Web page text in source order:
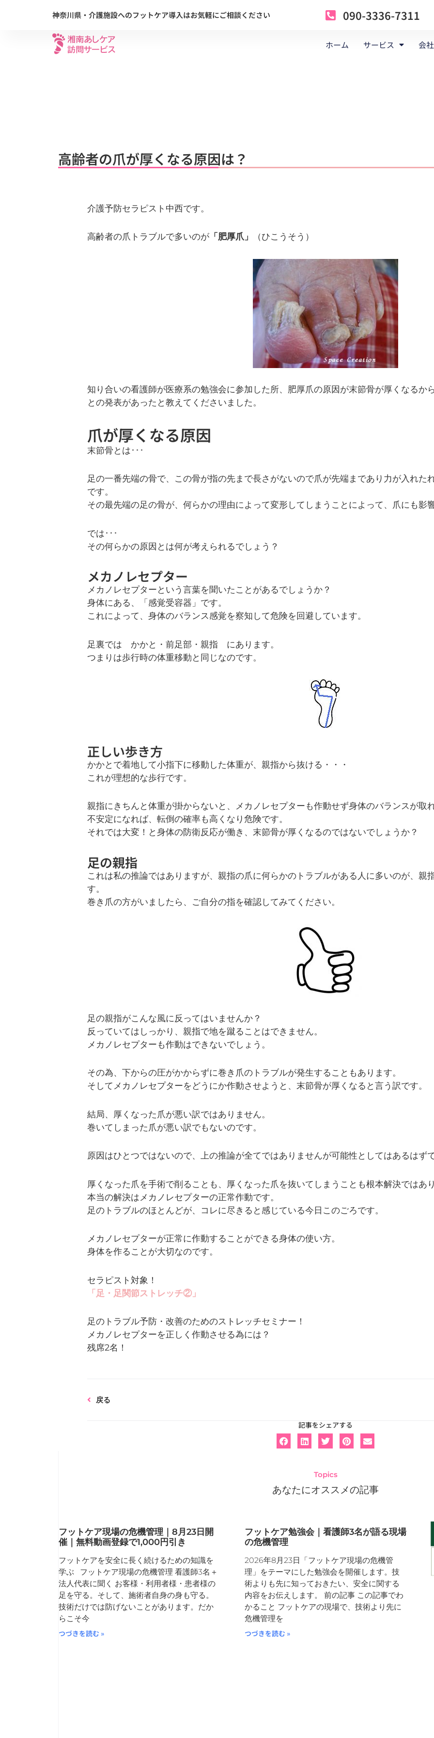
神奈川県・介護施設へのフットケア導入はお気軽にご相談ください 090-3336-7311
ホーム サービス 会
高齢者の爪が厚くなる原因は？
介護予防セラピスト中西です。
高齢者の爪トラブルで多いのが「肥厚爪」 （ひこうそう）
知り合いの看護師が医療系の勉強会に参加した所、肥厚爪の原因が末節骨が厚くなるか
との発表があったと教えてくださいました。
爪が厚くなる原因
末節骨とは･･･
足の一番先端の骨で、この骨が指の先まで長さがないので爪が先端まであり力が入れた
です。
その最先端の足の骨が、何らかの理由によって変形してしまうことによって、爪にも影
では･･･
その何らかの原因とは何が考えられるでしょう？
メカノレセプター
メカノレセプターという言葉を聞いたことがあるでしょうか？
身体にある、「感覚受容器」です。
これによって、身体のバランス感覚を察知して危険を回避しています。
足裏では かかと・前足部・親指 にあります。
つまりは歩行時の体重移動と同じなのです。
正しい歩き方
かかとで着地して小指下に移動した体重が、親指から抜ける・・・
これが理想的な歩行です。
親指にきちんと体重が掛からないと、メカノレセプターも作動せず身体のバランスが取
不安定になれば、転倒の確率も高くなり危険です。
それでは大変！と身体の防衛反応が働き、末節骨が厚くなるのではないでしょうか？
足の親指
これは私の推論ではありますが、親指の爪に何らかのトラブルがある人に多いのが、親
す。
巻き爪の方がいましたら、ご自分の指を確認してみてください。
足の親指がこんな風に反ってはいませんか？
反っていてはしっかり、親指で地を蹴ることはできません。
メカノレセプターも作動はできないでしょう。
その為、下からの圧がかからずに巻き爪のトラブルが発生することもあります。
そしてメカノレセプターをどうにか作動させようと、末節骨が厚くなると言う訳です。
結局、厚くなった爪が悪い訳ではありません。
巻いてしまった爪が悪い訳でもないのです。
原因はひとつではないので、上の推論が全てではありませんが可能性としてはあるはずで
厚くなった爪を手術で削ることも、厚くなった爪を抜いてしまうことも根本解決ではあり
本当の解決はメカノレセプターの正常作動です。
足のトラブルのほとんどが、コレに尽きると感じている今日このごろです。
メカノレセプターが正常に作動することができる身体の使い方。
身体を作ることが大切なのです。
セラピスト対象！
「足・足関節ストレッチ②」
足のトラブル予防・改善のためのストレッチセミナー！
メカノレセプターを正しく作動させる為には？
残席2名！
戻る
記事をシェアする
Topics
あなたにオススメの記事
フットケア現場の危機管理｜8月23日開
催｜無料動画登録で1,000円引き
フットケアを安全に長く続けるための知識を
学ぶ フットケア現場の危機管理 看護師3名＋
法人代表に聞く お客様・利用者様・患者様の
足を守る。そして、施術者自身の身も守る。
技術だけでは防げないことがあります。だか
らこそ今
つづきを読む »
フットケア勉強会｜看護師3名が語る現場
の危機管理
2026年8月23日「フットケア現場の危機管
理」をテーマにした勉強会を開催します。技
術よりも先に知っておきたい、安全に関する
内容をお伝えします。 前の記事 この記事でわ
かること フットケアの現場で、技術より先に
危機管理を
つづきを読む »
ペ
ジ
ペ
ジ
ペ
ジ
ペ
ジ